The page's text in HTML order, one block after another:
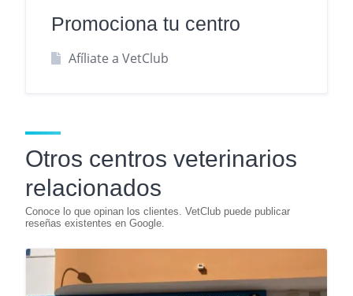
Promociona tu centro
Afíliate a VetClub
Otros centros veterinarios
relacionados